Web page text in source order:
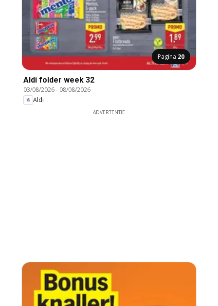
Pagina 20
Aldi folder week 32
03/08/2026- 08/08/2026
Aldi
ADVERTENTIE